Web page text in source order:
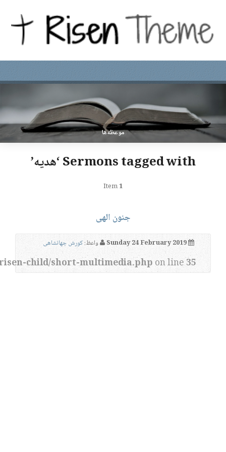
موعظه‌ها
Sermons tagged with ‘هدیه’
1
جنون الهی
Sunday 24 February 2019 واعظ:کورش جهانشاهی
child/short-multimedia.php on line35